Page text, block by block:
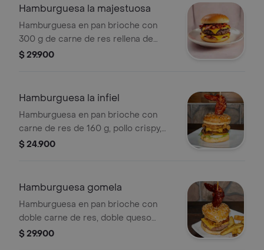
Hamburguesa la majestuosa
Hamburguesa en pan brioche con
300 g de carne de res rellena de
queso y tocineta, mermelada de
$ 29.900
Hamburguesa la infiel
Hamburguesa en pan brioche con
carne de res de 160 g, pollo crispy,
tocineta, queso cheddar, salsas y alita
$ 24.900
Hamburguesa gomela
Hamburguesa en pan brioche con
doble carne de res, doble queso
cheddar, tocineta, pepinillos y pincho
$ 29.900